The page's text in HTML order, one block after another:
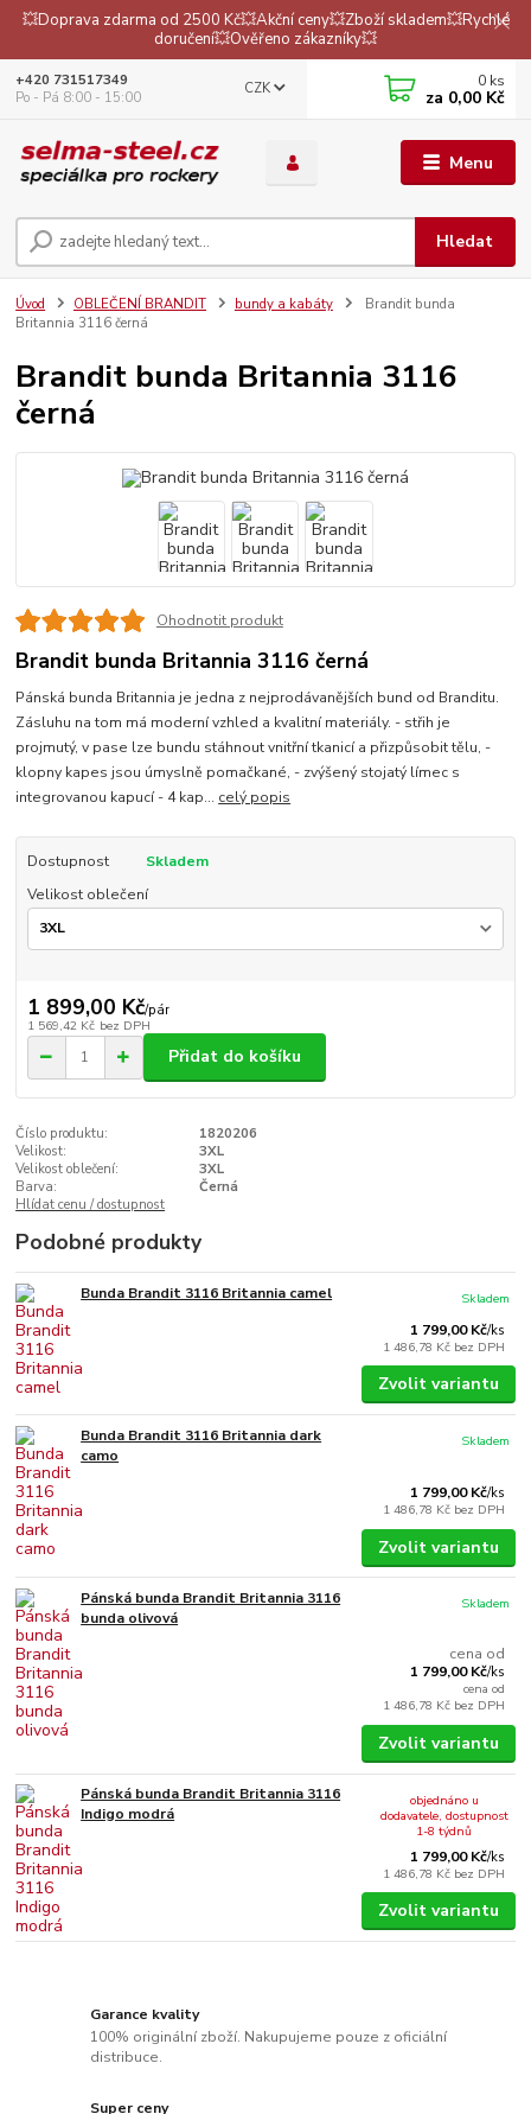
💥Doprava zdarma od 2500 Kč💥Akční ceny💥Zboží skladem💥Rychlé
doručení💥Ověřeno zákazníky💥
Menu
CZK
Hledat
+420 731517349
Po - Pá 8:00 - 15:00
0 ks
za 0,00 Kč
Úvod OBLEČENÍ BRANDIT bundy a kabáty
Brandit bunda
Britannia 3116 černá
Brandit bunda Britannia 3116
černá
Ohodnotit produkt
Brandit bunda Britannia 3116 černá
Pánská bunda Britannia je jedna z nejprodávanějších bund od Branditu.
Zásluhu na tom má moderní vzhled a kvalitní materiály. - střih je
projmutý, v pase lze bundu stáhnout vnitřní tkanicí a přizpůsobit tělu, -
klopny kapes jsou úmyslně pomačkané, - zvýšený stojatý límec s
integrovanou kapucí - 4 kap... celý popis
Dostupnost
Skladem
Velikost oblečení
1 899,00 Kč/pár
1 569,42 Kč bez DPH
Přidat do košíku
Číslo produktu:
1820206
Velikost:
3XL
Velikost oblečení:
3XL
Barva:
Černá
Hlídat cenu / dostupnost
Podobné produkty
Bunda Brandit 3116 Britannia camel
1 799,00 Kč/ks
1 486,78 Kč bez DPH
Skladem
Zvolit variantu
Bunda Brandit 3116 Britannia dark
camo
1 799,00 Kč/ks
1 486,78 Kč bez DPH
Skladem
Zvolit variantu
Pánská bunda Brandit Britannia 3116
bunda olivová
cena od
1 799,00 Kč/ks
cena od
1 486,78 Kč bez DPH
Skladem
Zvolit variantu
Pánská bunda Brandit Britannia 3116
Indigo modrá
1 799,00 Kč/ks
1 486,78 Kč bez DPH
objednáno u
dodavatele, dostupnost
1-8 týdnů
Zvolit variantu
Garance kvality
100% originální zboží. Nakupujeme pouze z oficiální
distribuce.
Super ceny